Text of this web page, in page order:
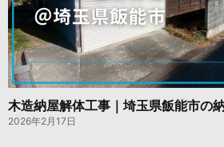
木造納屋解体工事｜埼玉県飯能市の
2026年2月17日